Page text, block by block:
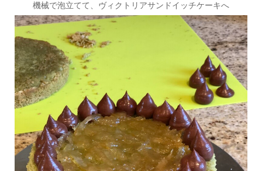
機械で泡立てて、ヴィクトリアサンドイッチケーキへ